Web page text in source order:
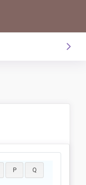
P Q